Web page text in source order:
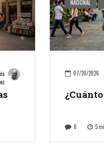
NACIONAL
07/20/2026
0 5